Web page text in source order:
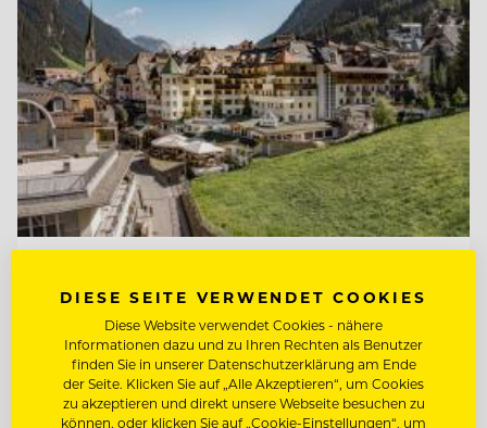
Hotel Post Ischgl
6561 Ischgl, Österreich
DIESE SEITE VERWENDET COOKIES
Diese Website verwendet Cookies - nähere
Informationen dazu und zu Ihren Rechten als Benutzer
finden Sie in unserer Datenschutzerklärung am Ende
der Seite. Klicken Sie auf „Alle Akzeptieren“, um Cookies
zu akzeptieren und direkt unsere Webseite besuchen zu
können, oder klicken Sie auf „Cookie-Einstellungen“, um